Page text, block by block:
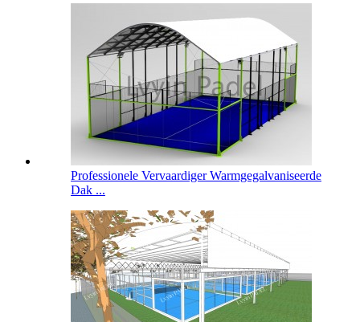
Professionele Vervaardiger Warmgegalvaniseerde
Dak ...